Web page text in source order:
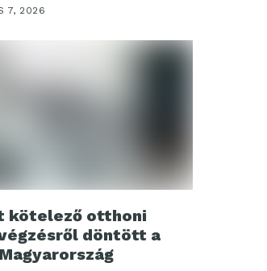
7, 2026
kötelező otthoni
döntött a